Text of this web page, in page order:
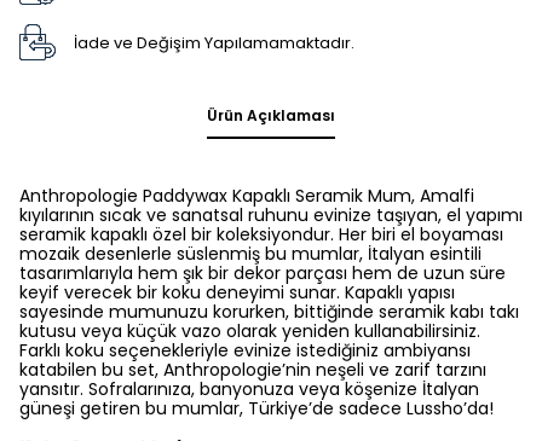
İade ve Değişim Yapılamamaktadır.
Ürün Açıklaması
Anthropologie Paddywax Kapaklı Seramik Mum, Amalfi
kıyılarının sıcak ve sanatsal ruhunu evinize taşıyan, el yapımı
seramik kapaklı özel bir koleksiyondur. Her biri el boyaması
mozaik desenlerle süslenmiş bu mumlar, İtalyan esintili
tasarımlarıyla hem şık bir dekor parçası hem de uzun süre
keyif verecek bir koku deneyimi sunar. Kapaklı yapısı
sayesinde mumunuzu korurken, bittiğinde seramik kabı takı
kutusu veya küçük vazo olarak yeniden kullanabilirsiniz.
Farklı koku seçenekleriyle evinize istediğiniz ambiyansı
katabilen bu set, Anthropologie’nin neşeli ve zarif tarzını
yansıtır. Sofralarınıza, banyonuza veya köşenize İtalyan
güneşi getiren bu mumlar, Türkiye’de sadece Lussho’da!